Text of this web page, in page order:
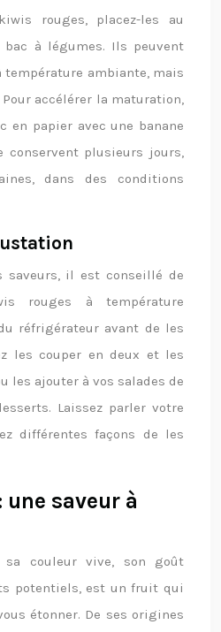
rouges, placez-les au
à légumes. Ils peuvent
température ambiante, mais
accélérer la maturation,
en papier avec une banane
conservent plusieurs jours,
dans des conditions
saveurs, il est conseillé de
rouges à température
réfrigérateur avant de les
les couper en deux et les
les ajouter à vos salades de
Laissez parler votre
différentes façons de les
saveur à
couleur vive, son goût
potentiels, est un fruit qui
étonner. De ses origines